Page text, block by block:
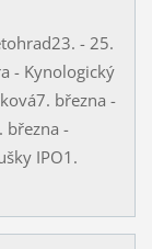
- 25.
- Kynologický
března -
března -
IPO1.